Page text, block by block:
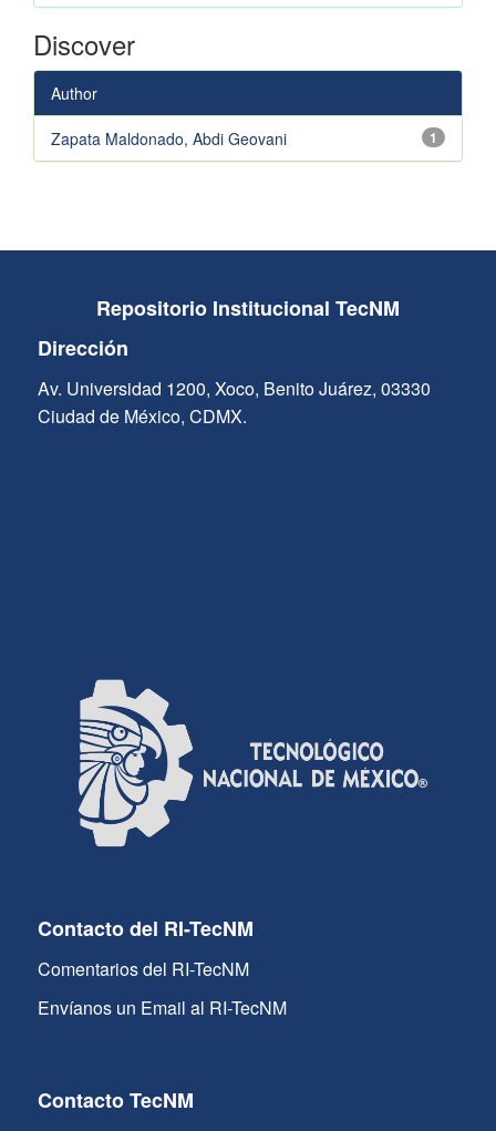
Discover
Author
1
Zapata Maldonado, Abdi Geovani
Repositorio Institucional TecNM
Dirección
Av. Universidad 1200, Xoco, Benito Juárez, 03330
Ciudad de México, CDMX.
Contacto del RI-TecNM
Comentarios del RI-TecNM
Envíanos un Email al RI-TecNM
Contacto TecNM